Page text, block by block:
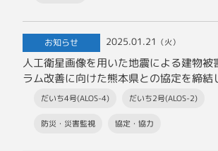
お知らせ 2025.01.21 （火）
人工衛星画像を用いた地震による建物被
ラム改善に向けた熊本県との協定を締結
だいち4号(ALOS-4) だいち2号(ALOS-2)
防災・災害監視 協定・協力